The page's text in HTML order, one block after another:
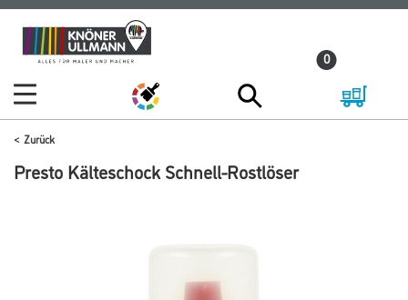
Zum
Inhalt
Zum
Navigationsmenü
0
Zurück
Presto Kälteschock Schnell-Rostlöser